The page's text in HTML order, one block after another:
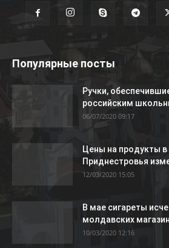
Популярные посты
Ручки,
российским
06/07/2020 09:17
Цены на продукты в
Приднестровья
12/03/2020 15:05
В мае сигареты
молдавских
10/03/2020 12:16